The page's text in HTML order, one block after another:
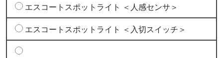
エスコートスポットライト ＜人感センサ＞
エスコートスポットライト ＜入切スイッチ＞